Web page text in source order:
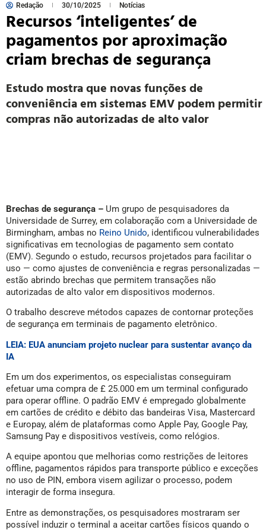
Redação 30/10/2025 Notícias
Recursos ‘inteligentes’ de
pagamentos por aproximação
criam brechas de segurança
Estudo mostra que novas funções de
conveniência em sistemas EMV podem permitir
compras não autorizadas de alto valor
Brechas de segurança – Um grupo de pesquisadores da
Universidade de Surrey, em colaboração com a Universidade de
Birmingham, ambas no Reino Unido, identificou vulnerabilidades
significativas em tecnologias de pagamento sem contato
(EMV). Segundo o estudo, recursos projetados para facilitar o
uso — como ajustes de conveniência e regras personalizadas —
estão abrindo brechas que permitem transações não
autorizadas de alto valor em dispositivos modernos.
O trabalho descreve métodos capazes de contornar proteções
de segurança em terminais de pagamento eletrônico.
LEIA: EUA anunciam projeto nuclear para sustentar avanço da
IA
Em um dos experimentos, os especialistas conseguiram
efetuar uma compra de £ 25.000 em um terminal configurado
para operar offline. O padrão EMV é empregado globalmente
em cartões de crédito e débito das bandeiras Visa, Mastercard
e Europay, além de plataformas como Apple Pay, Google Pay,
Samsung Pay e dispositivos vestíveis, como relógios.
A equipe apontou que melhorias como restrições de leitores
offline, pagamentos rápidos para transporte público e exceções
no uso de PIN, embora visem agilizar o processo, podem
interagir de forma insegura.
Entre as demonstrações, os pesquisadores mostraram ser
possível induzir o terminal a aceitar cartões físicos quando o